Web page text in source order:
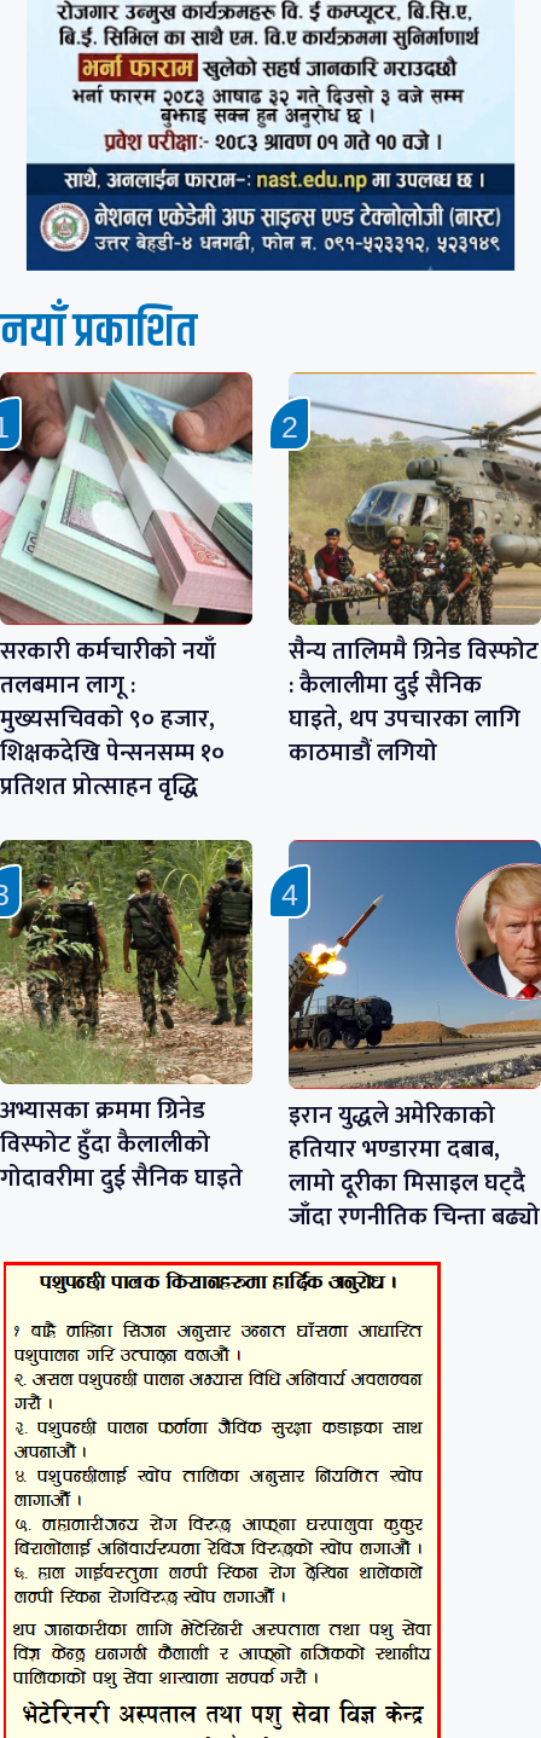
नयाँ प्रकाशित
सरकारी कर्मचारीको नयाँ
तलबमान लागू :
मुख्यसचिवको ९० हजार,
शिक्षकदेखि पेन्सनसम्म १०
प्रतिशत प्रोत्साहन वृद्धि
सैन्य तालिममै ग्रिनेड विस्फोट
: कैलालीमा दुई सैनिक
घाइते, थप उपचारका लागि
काठमाडौं लगियो
अभ्यासका क्रममा ग्रिनेड
विस्फोट हुँदा कैलालीको
गोदावरीमा दुई सैनिक घाइते
इरान युद्धले अमेरिकाको
हतियार भण्डारमा दबाब,
लामो दूरीका मिसाइल घट्दै
जाँदा रणनीतिक चिन्ता बढ्यो